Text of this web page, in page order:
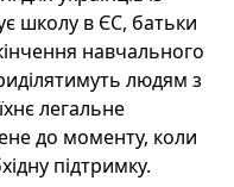
школу в ЄС, батьки
навчального
людям з
легальне
до моменту, коли
підтримку.